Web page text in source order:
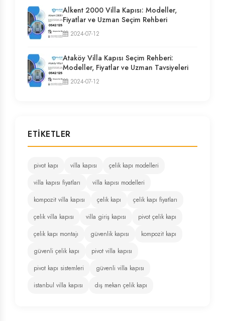
Alkent 2000 Villa Kapısı: Modeller,
Fiyatlar ve Uzman Seçim Rehberi
2024-07-12
Ataköy Villa Kapısı Seçim Rehberi:
Modeller, Fiyatlar ve Uzman Tavsiyeleri
2024-07-12
ETIKETLER
pivot kapı villa kapısı
çelik kapı modelleri
villa kapısı fiyatları
villa kapısı modelleri
kompozit villa kapısı
çelik kapı
çelik kapı fiyatları
çelik villa kapısı
villa giriş kapısı
pivot çelik kapı
çelik kapı montajı
güvenlik kapısı
kompozit kapı
güvenli çelik kapı
pivot villa kapısı
pivot kapı sistemleri
güvenli villa kapısı
istanbul villa kapısı
dış mekan çelik kapı